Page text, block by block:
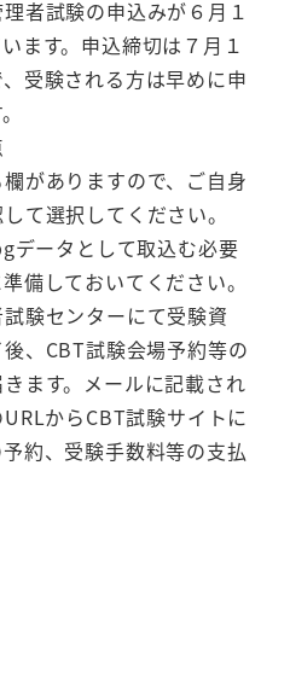
者試験の申込みが６月１
ます。申込締切は７月１
受験される方は早めに申
がありますので、ご自身
て選択してください。
ータとして取込む必要
備しておいてください。
験センターにて受験資
、CBT試験会場予約等の
ます。メールに記載され
からCBT試験サイトに
約、受験手数料等の支払